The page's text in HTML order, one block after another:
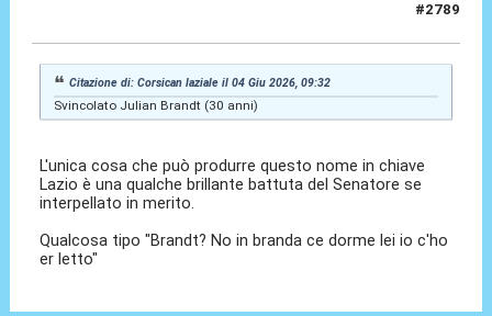
#2789
Citazione di: Corsican laziale il 04 Giu 2026, 09:32
Svincolato Julian Brandt (30 anni)
L'unica cosa che può produrre questo nome in chiave
Lazio è una qualche brillante battuta del Senatore se
interpellato in merito.
Qualcosa tipo "Brandt? No in branda ce dorme lei io c'ho
er letto"